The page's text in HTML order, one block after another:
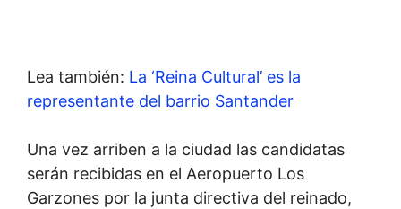
Lea también: La ‘Reina Cultural’ es la
representante del barrio Santander
Una vez arriben a la ciudad las candidatas
serán recibidas en el Aeropuerto Los
Garzones por la junta directiva del reinado,